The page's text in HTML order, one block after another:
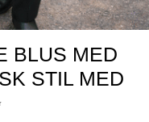
BLUS MED
STIL MED